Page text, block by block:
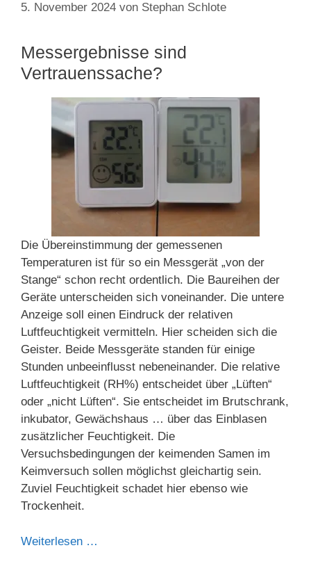
5. November 2024 von Stephan Schlote
Messergebnisse sind
Vertrauenssache?
Die Übereinstimmung der gemessenen
Temperaturen ist für so ein Messgerät „von der
Stange“ schon recht ordentlich. Die Baureihen der
Geräte unterscheiden sich voneinander. Die untere
Anzeige soll einen Eindruck der relativen
Luftfeuchtigkeit vermitteln. Hier scheiden sich die
Geister. Beide Messgeräte standen für einige
Stunden unbeeinflusst nebeneinander. Die relative
Luftfeuchtigkeit (RH%) entscheidet über „Lüften“
oder „nicht Lüften“. Sie entscheidet im Brutschrank,
inkubator, Gewächshaus … über das Einblasen
zusätzlicher Feuchtigkeit. Die
Versuchsbedingungen der keimenden Samen im
Keimversuch sollen möglichst gleichartig sein.
Zuviel Feuchtigkeit schadet hier ebenso wie
Trockenheit.
Weiterlesen …